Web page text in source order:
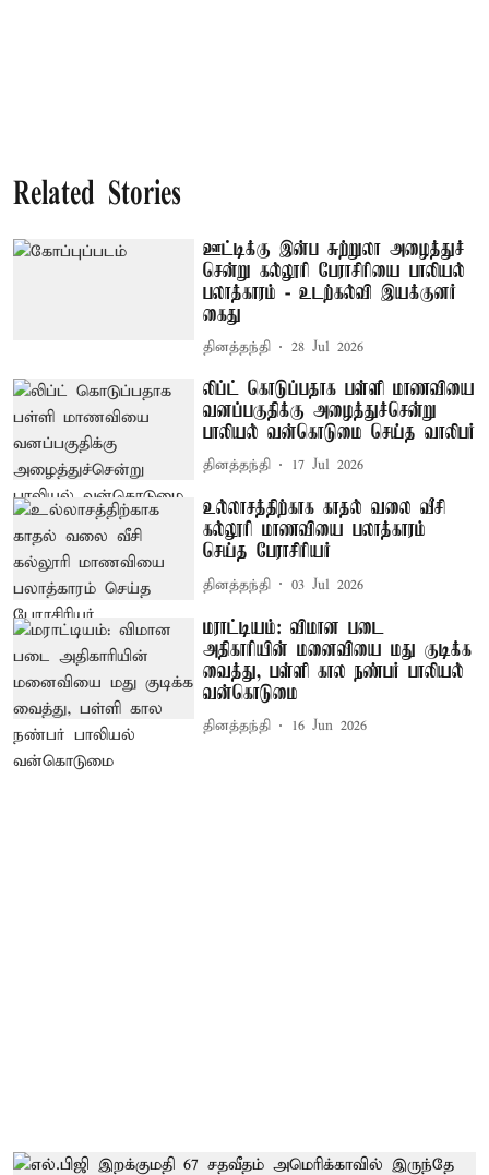
Related Stories
ஊட்டிக்கு இன்ப சுற்றுலா அழைத்துச்
சென்று கல்லூரி பேராசிரியை பாலியல்
பலாத்காரம் - உடற்கல்வி இயக்குனர்
கைது
தினத்தந்தி 28 Jul 2026
லிப்ட் கொடுப்பதாக பள்ளி மாணவியை
வனப்பகுதிக்கு அழைத்துச்சென்று
பாலியல் வன்கொடுமை செய்த வாலிபர்
தினத்தந்தி 17 Jul 2026
உல்லாசத்திற்காக காதல் வலை வீசி
கல்லூரி மாணவியை பலாத்காரம்
செய்த பேராசிரியர்
தினத்தந்தி 03 Jul 2026
மராட்டியம்: விமான படை
அதிகாரியின் மனைவியை மது குடிக்க
வைத்து, பள்ளி கால நண்பர் பாலியல்
வன்கொடுமை
தினத்தந்தி 16 Jun 2026